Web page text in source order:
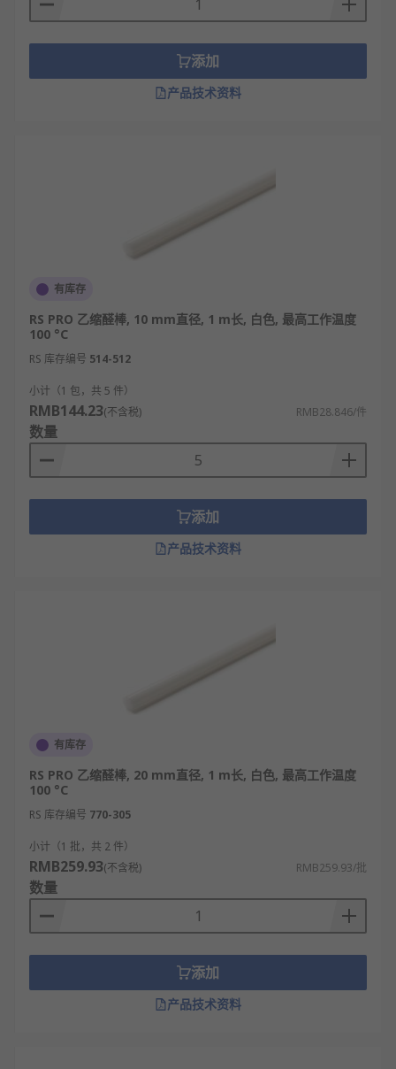
添加
产品技术资料
有库存
RS PRO 乙缩醛棒, 10 mm直径, 1 m长, 白色, 最高工作温度
100 °C
RS 库存编号 514-512
小计（1 包，共 5 件）
RMB144.23(不含税) RMB28.846/件
数量
添加
产品技术资料
有库存
RS PRO 乙缩醛棒, 20 mm直径, 1 m长, 白色, 最高工作温度
100 °C
RS 库存编号 770-305
小计（1 批，共 2 件）
RMB259.93(不含税) RMB259.93/批
数量
添加
产品技术资料